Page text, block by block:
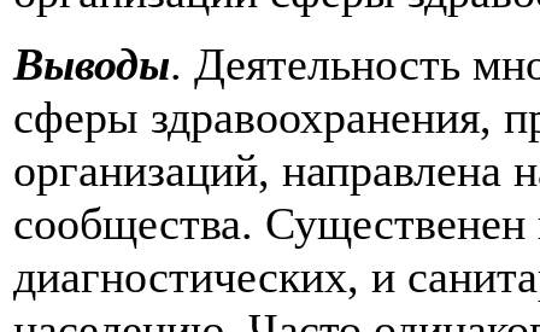
Выводы. Деятельность
сферы здравоохранения,
организаций, направлена
сообщества. Существенен
диагностических, и